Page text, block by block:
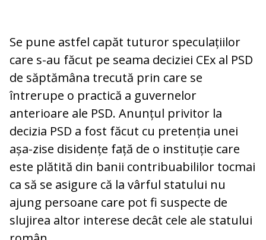
Se pune astfel capăt tuturor speculațiilor
care s-au făcut pe seama deciziei CEx al PSD
de săptămâna trecută prin care se
întrerupe o practică a guvernelor
anterioare ale PSD. Anunțul privitor la
decizia PSD a fost făcut cu pretenția unei
așa-zise disidențe față de o instituție care
este plătită din banii contribuabililor tocmai
ca să se asigure că la vârful statului nu
ajung persoane care pot fi suspecte de
slujirea altor interese decât cele ale statului